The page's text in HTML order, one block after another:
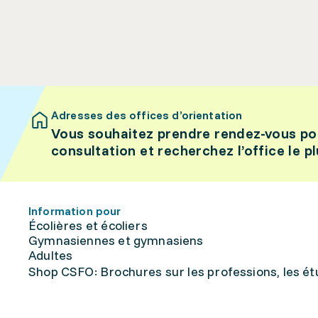
Adresses des offices d’orientation
Vous souhaitez prendre rendez-vous
consultation et recherchez l’office le
Information pour
Écolières et écoliers
Gymnasiennes et gymnasiens
Adultes
Shop CSFO: Brochures sur les professions, les